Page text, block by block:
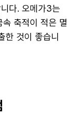
다. 오메가3는
축적이 적은 멸
한 것이 좋습니